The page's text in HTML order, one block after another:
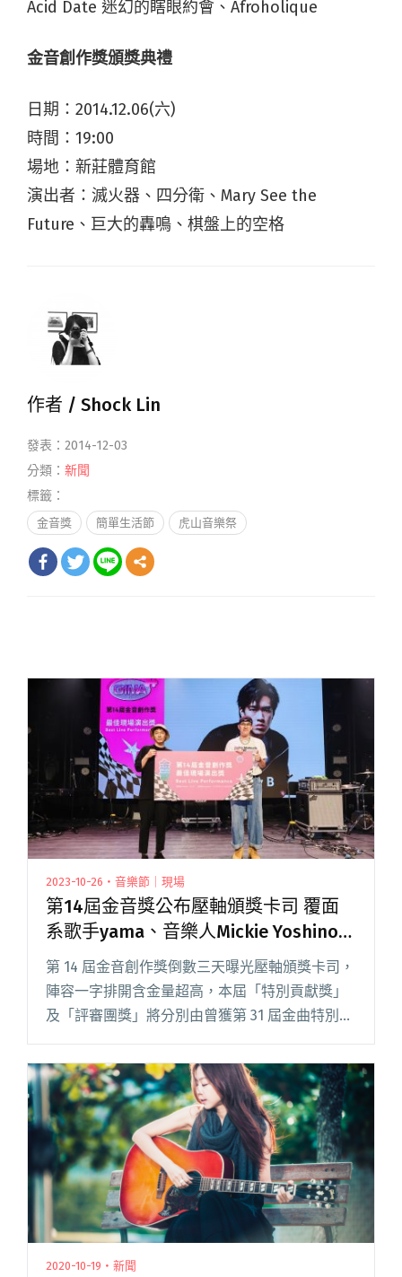
Acid Date 迷幻的瞎眼約會、Afroholique
金音創作獎頒獎典禮
日期：2014.12.06(六)
時間：19:00
場地：新莊體育館
演出者：滅火器、四分衛、Mary See the
Future、巨大的轟鳴、棋盤上的空格
作者 / Shock Lin
發表：2014-12-03
分類： 新聞
標籤：
金音獎 簡單生活節 虎山音樂祭
2023-10-26・音樂節｜現場
第14屆金音獎公布壓軸頒獎卡司 覆面
系歌手yama、音樂人Mickie Yoshino擔
任頒獎人
第 14 屆金音創作獎倒數三天曝光壓軸頒獎卡司，
陣容一字排開含金量超高，本屆「特別貢獻獎」
及「評審團獎」將分別由曾獲第 31 屆金曲特別貢
獎評審團主席，同時也是三金得主的盧律銘老師
頒發，還有曾獲金馬閱讀全文 "第14屆金音獎公
布壓軸頒獎卡司 覆面系歌手yama、音樂人
Mickie Yoshino擔任頒獎人"
2020-10-19・新聞